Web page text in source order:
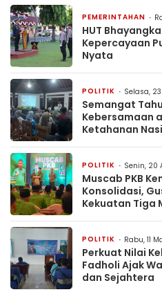
PEMERINTAHAN
HUT
Kepercayaan
Nyata
POLITIK Selasa,
Semangat
Kebersamaan
Ketahanan
POLITIK Senin, 20
Muscab PKB
Konsolidasi,
Kekuatan Tiga
POLITIK Rabu, 11
Perkuat Nilai
Fadholi Ajak
dan Sejahtera